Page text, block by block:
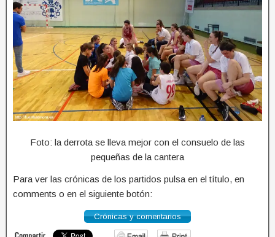
Foto: la derrota se lleva mejor con el consuelo de las
pequeñas de la cantera
Para ver las crónicas de los partidos pulsa en el título, en
comments o en el siguiente botón:
Crónicas y comentarios